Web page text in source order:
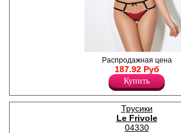
Кружевные трусики с
доступом, декоративный
пояс из бретелей, открытый
доступ.
Полиамид 86%
Спандекс 14%
Распродажная цена
187.92 Руб
Купить
Трусики
Le Frivole
04330